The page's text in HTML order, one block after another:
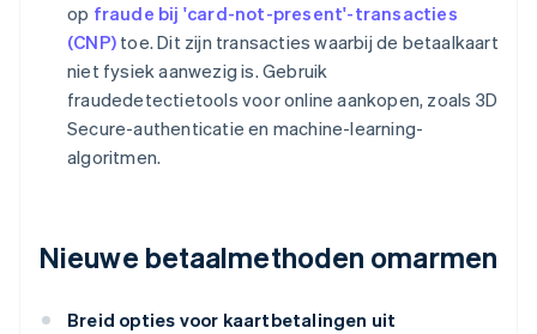
op fraude bij 'card-not-present'-transacties
(CNP) toe. Dit zijn transacties waarbij de betaalkaart
niet fysiek aanwezig is. Gebruik
fraudedetectietools voor online aankopen, zoals 3D
Secure-authenticatie en machine-learning-
algoritmen.
Nieuwe betaalmethoden omarmen
Breid opties voor kaartbetalingen uit